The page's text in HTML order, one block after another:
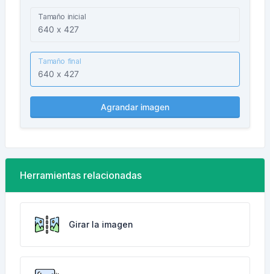
Tamaño inicial
Tamaño final
Agrandar imagen
Herramientas relacionadas
Girar la imagen